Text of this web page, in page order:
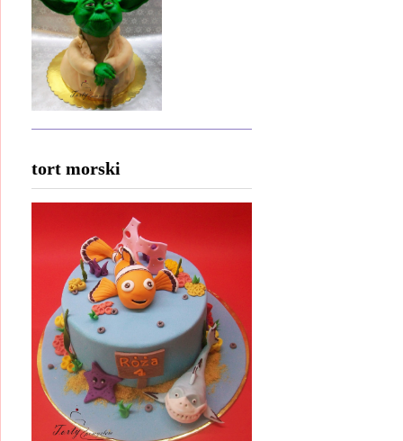
tort morski